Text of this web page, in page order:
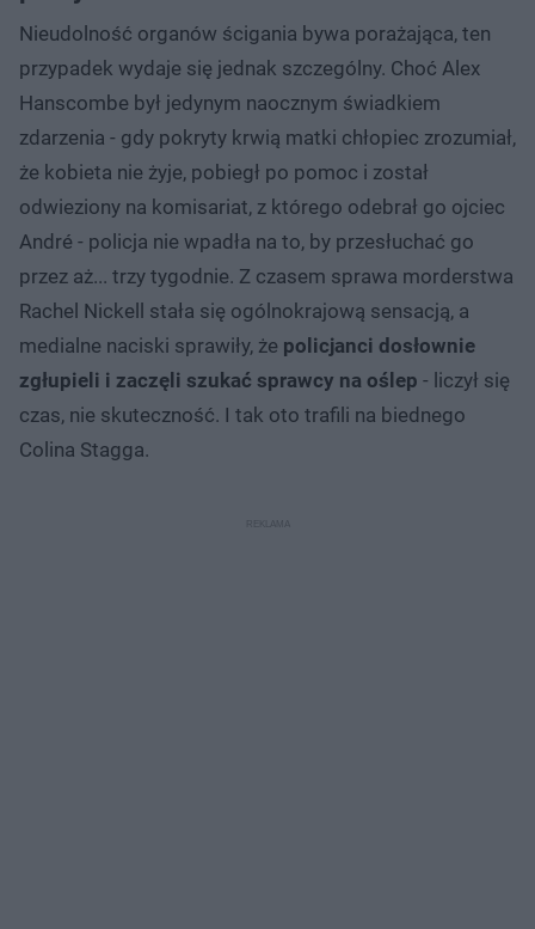
Nieudolność organów ścigania bywa porażająca, ten
przypadek wydaje się jednak szczególny. Choć Alex
Hanscombe był jedynym naocznym świadkiem
zdarzenia - gdy pokryty krwią matki chłopiec zrozumiał,
że kobieta nie żyje, pobiegł po pomoc i został
odwieziony na komisariat, z którego odebrał go ojciec
André - policja nie wpadła na to, by przesłuchać go
przez aż... trzy tygodnie. Z czasem sprawa morderstwa
Rachel Nickell stała się ogólnokrajową sensacją, a
medialne naciski sprawiły, że policjanci dosłownie
zgłupieli i zaczęli szukać sprawcy na oślep - liczył się
czas, nie skuteczność. I tak oto trafili na biednego
Colina Stagga.